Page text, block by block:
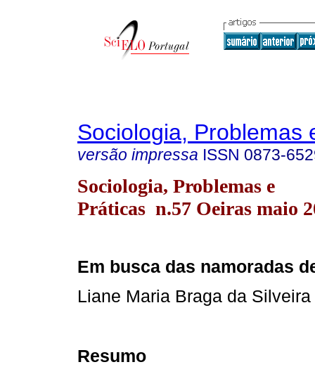
Sociologia, Problemas
versão impressa ISSN 0873-
Sociologia, Problemas e
Práticas n.57 Oeiras maio
Em busca das namoradas
Liane Maria Braga da Silveira
Resumo